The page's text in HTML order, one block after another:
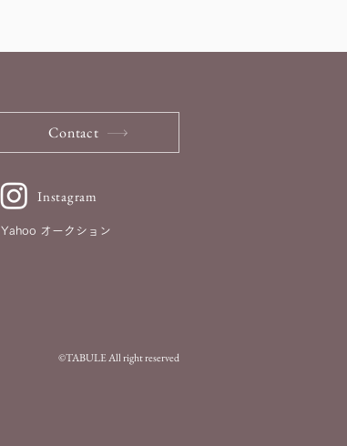
Contact
Instagram
Yahoo オークション
©TABULE All right reserved